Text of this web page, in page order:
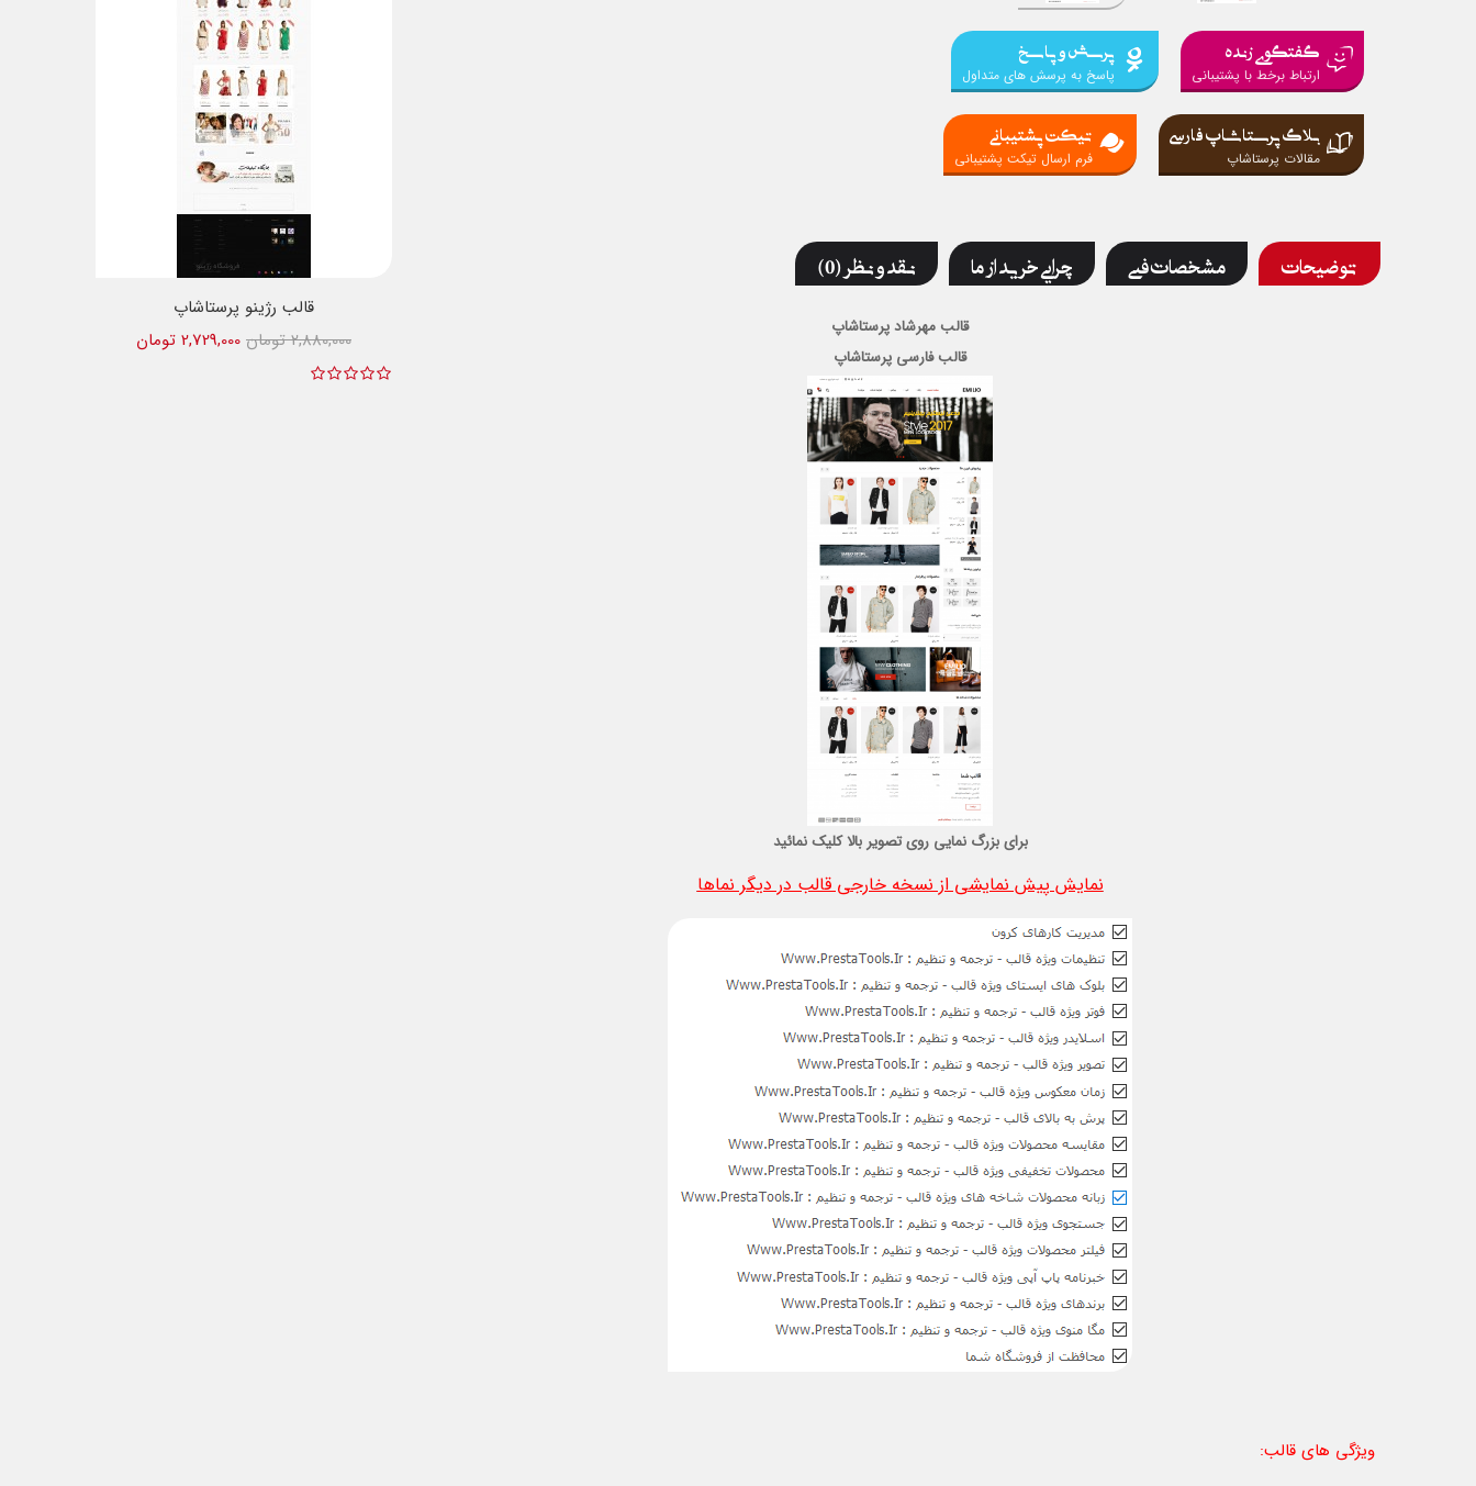
گفتگوی زنده
ارتباط برخط با پشتیبانی
پرسش و پاسخ
پاسخ به پرسش های متداول
بلاگ پرستاشاپ فارسی
مقالات پرستاشاپ
تیکت پشتیبانی
فرم ارسال تیکت پشتیبانی
توضیحات مشخصات فنی چرایی خرید از ما نقد و نظر (0)
قالب مهرشاد پرستاشاپ
قالب فارسی پرستاشاپ
برای بزرگ نمایی روی تصویر بالا کلیک نمائید
نمایش پیش نمایشی از نسخه خارجی قالب در دیگر نماها
ویژگی های قالب:
قالب رژینو پرستاشاپ
2,729,000 تومان
2,880,000 تومان